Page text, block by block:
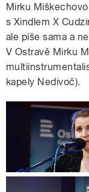
Mirku
s Xindlem X
ale píše sama a
V Ostravě Mirku
kapely Nedivoč).